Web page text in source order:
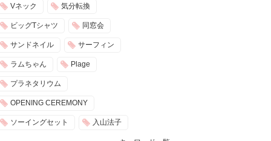
Vネック 気分転換
ビッグTシャツ 同窓会
サンドネイル サーフィン
ラムちゃん Plage
プラネタリウム
OPENING CEREMONY
ソーイングセット 入山法子